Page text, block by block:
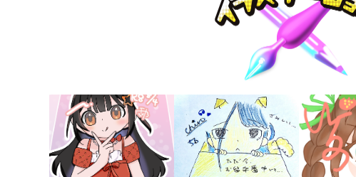
キーワードから探す
入
力
内